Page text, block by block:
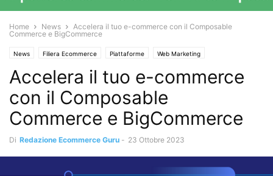
Home News
Accelera il tuo e-commerce con il Composable
Commerce e BigCommerce
News Filiera Ecommerce Piattaforme Web Marketing
Accelera il tuo e-commerce
con il Composable
Commerce e BigCommerce
Di Redazione Ecommerce Guru - 23 Ottobre 2023